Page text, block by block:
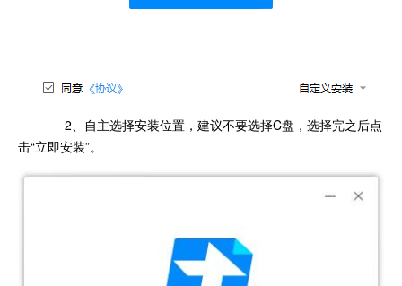
2、自主选择安装位置，建议不要选择C盘，选择完之后点
击“立即安装”。